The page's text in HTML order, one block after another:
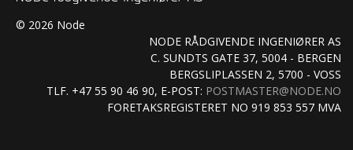
© 2026 Node
NODE RÅDGIVENDE INGENIØRER AS
C. SUNDTS GATE 37, 5004 - BERGEN
BERGSLIPLASSEN 2, 5700 - VOSS
TLF. +47 55 90 46 90, E-POST: POSTMASTER@NODE.NO
FORETAKSREGISTERET NO 919 853 557 MVA